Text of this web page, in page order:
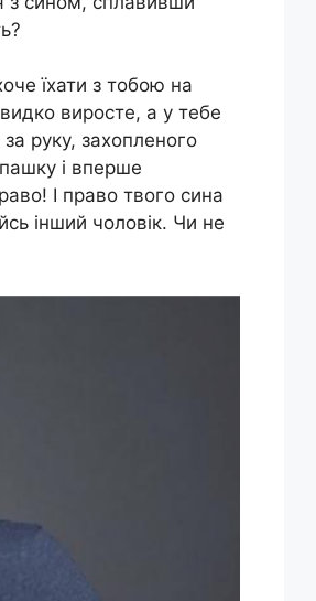
їхати з тобою на
виросте, а у тебе
руку, захопленого
і вперше
І право твого сина
інший чоловік. Чи не